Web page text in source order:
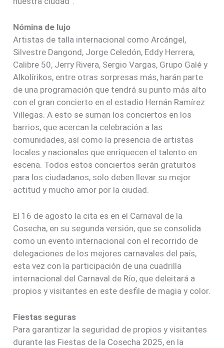
Nómina de lujo
Artistas de talla internacional como Arcángel,
Silvestre Dangond, Jorge Celedón, Eddy Herrera,
Calibre 50, Jerry Rivera, Sergio Vargas, Grupo Galé y
Alkolírikos, entre otras sorpresas más, harán parte
de una programación que tendrá su punto más alto
con el gran concierto en el estadio Hernán Ramírez
Villegas. A esto se suman los conciertos en los
barrios, que acercan la celebración a las
comunidades, así como la presencia de artistas
locales y nacionales que enriquecen el talento en
escena. Todos estos conciertos serán gratuitos
para los ciudadanos, solo deben llevar su mejor
actitud y mucho amor por la ciudad.
El 16 de agosto la cita es en el Carnaval de la
Cosecha, en su segunda versión, que se consolida
como un evento internacional con el recorrido de
delegaciones de los mejores carnavales del país,
esta vez con la participación de una cuadrilla
internacional del Carnaval de Río, que deleitará a
propios y visitantes en este desfile de magia y color.
Fiestas seguras
Para garantizar la seguridad de propios y visitantes
durante las Fiestas de la Cosecha 2025, en la